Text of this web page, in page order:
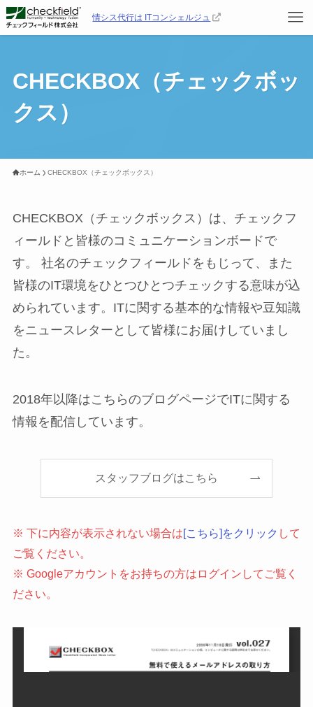
情シス代行は ITコンシェルジュ
CHECKBOX（チェックボッ
クス）
ホーム CHECKBOX（チェックボックス）
CHECKBOX（チェックボックス）は、チェックフ
ィールドと皆様のコミュニケーションボードで
す。 社名のチェックフィールドをもじって、また
皆様のIT環境をひとつひとつチェックする意味が込
められています。ITに関する基本的な情報や豆知識
をニュースレターとして皆様にお届けしていまし
た。
2018年以降はこちらのブログページでITに関する
情報を配信しています。
スタッフブログはこちら
※ 下に内容が表示されない場合は[こちら]をクリック して
ご覧ください。
※ Googleアカウントをお持ちの方はログインしてご覧く
ださい。